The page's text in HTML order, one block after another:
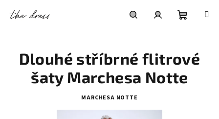
košík
Dlouhé stříbrné flitrové
šaty Marchesa Notte
MARCHESA NOTTE